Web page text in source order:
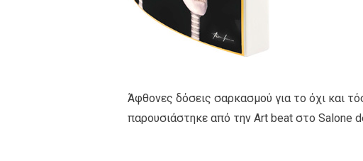
Άφθονες δόσεις σαρκασμού για το όχι και
παρουσιάστηκε από την Αrt beat στο Salone